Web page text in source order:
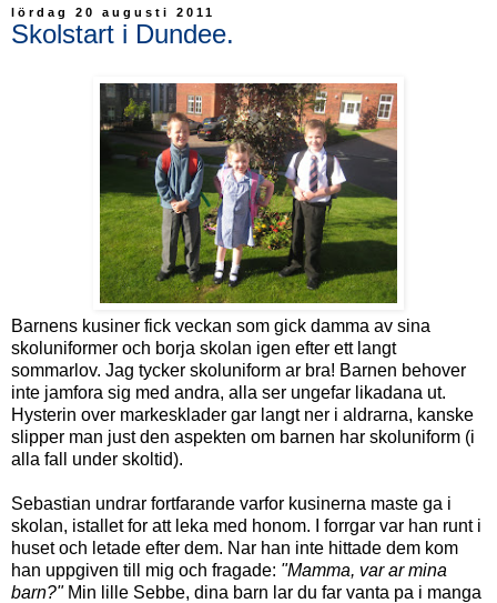
lördag 20 augusti 2011
Skolstart i Dundee.
Barnens kusiner fick veckan som gick damma av sina
skoluniformer och borja skolan igen efter ett langt
sommarlov. Jag tycker skoluniform ar bra! Barnen behover
inte jamfora sig med andra, alla ser ungefar likadana ut.
Hysterin over markesklader gar langt ner i aldrarna, kanske
slipper man just den aspekten om barnen har skoluniform (i
alla fall under skoltid).
Sebastian undrar fortfarande varfor kusinerna maste ga i
skolan, istallet for att leka med honom. I forrgar var han runt i
huset och letade efter dem. Nar han inte hittade dem kom
han uppgiven till mig och fragade: "Mamma, var ar mina
barn?"Min lille Sebbe, dina barn lar du far vanta pa i manga